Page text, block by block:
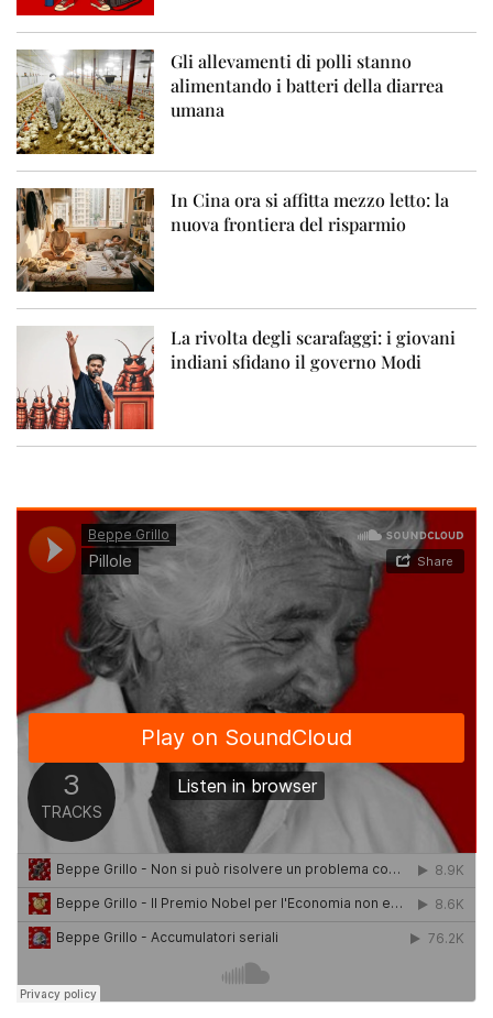
Gli allevamenti di polli stanno
alimentando i batteri della diarrea
umana
In Cina ora si affitta mezzo letto: la
nuova frontiera del risparmio
La rivolta degli scarafaggi: i giovani
indiani sfidano il governo Modi